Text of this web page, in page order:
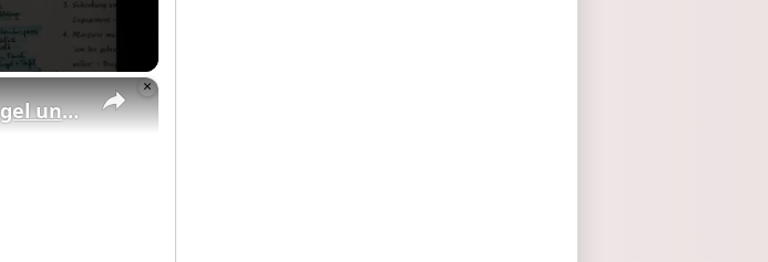
×
Kleist, Marquise: Menschen zwischen Engel und Teufel